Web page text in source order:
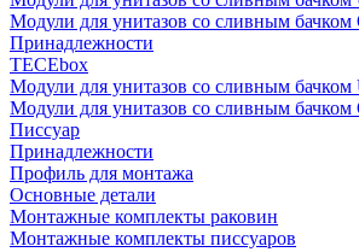
Модули для унитазов со сливным бачком
Принадлежности
TECEbox
Модули для унитазов со сливным бачком
Модули для унитазов со сливным бачком
Писсуар
Принадлежности
Профиль для монтажа
Основные детали
Монтажные комплекты раковин
Монтажные комплекты писсуаров